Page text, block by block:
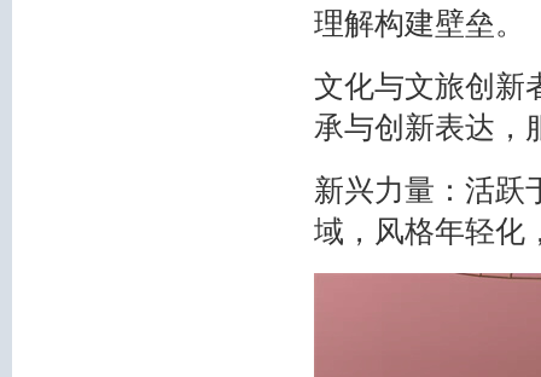
理解构建壁垒。
文化与文旅创新
承与创新表达，
新兴力量：活跃
域，风格年轻化